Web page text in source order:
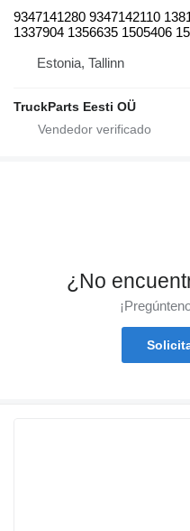
9347141280 9347142110
1337904 1356635 1505406
Estonia, Tallinn
TruckParts Eesti OÜ
¿No